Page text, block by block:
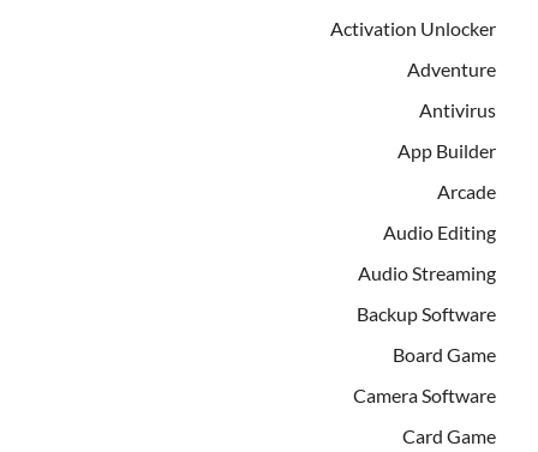
Activation Unlocker
Adventure
Antivirus
App Builder
Arcade
Audio Editing
Audio Streaming
Backup Software
Board Game
Camera Software
Card Game